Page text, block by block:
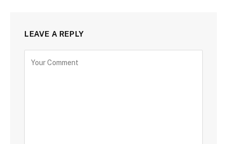
LEAVE A REPLY